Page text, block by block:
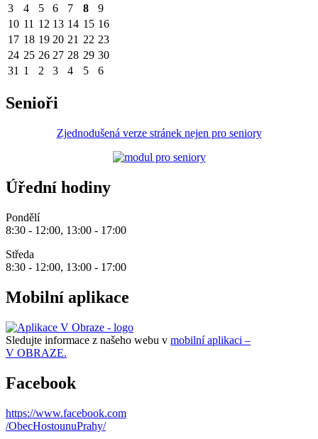
3
4 5 6 7 8
9
10 11 12 13 14 15 16
17 18 19 20 21 22 23
24 25 26 27 28 29 30
31 1 2 3 4 5 6
Senioři
Zjednodušená verze stránek nejen pro seniory
Úřední hodiny
Pondělí
8:30 - 12:00, 13:00 - 17:00
Středa
8:30 - 12:00, 13:00 - 17:00
Mobilní aplikace
Sledujte informace z našeho webu v mobilní aplikaci –
V OBRAZE.
Facebook
https://www.facebook.com
/ObecHostounuPrahy/